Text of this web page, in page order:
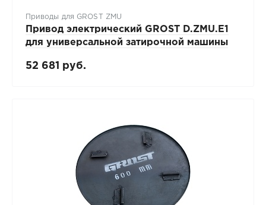
Приводы для GROST ZMU
Привод электрический GROST D.ZMU.E1
для универсальной затирочной машины
52 681 руб.